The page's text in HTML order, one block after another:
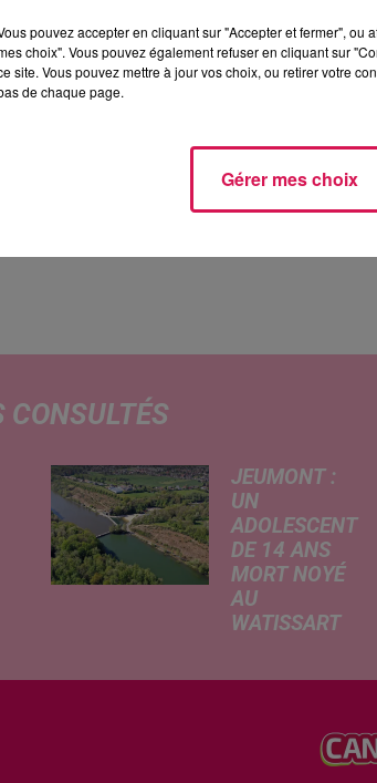
de Glageon... Elle possède une cour
s’adresse aux habitants des 8
Willies, Baives et Moustier-en-Fagne)
le domaine de la petite enfance, de la
et vice-Président du sud-Avesnois :
CONSULTÉS
JEUMONT :
UN
ADOLESCENT
DE 14 ANS
MORT NOYÉ
AU
WATISSART
informations
lundi par nos
confrères de La
pouvez accepter en cliquant sur "Accepter et fermer",
choix". Vous pouvez également refuser en cliquant sur
site. Vous pouvez mettre à jour vos choix, ou retirer votre
de chaque page.
Gérer mes choix